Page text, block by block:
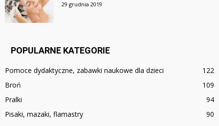
29 grudnia 2019
POPULARNE KATEGORIE
Pomoce dydaktyczne, zabawki naukowe dla dzieci
122
Broń
109
Pralki
94
Pisaki, mazaki, flamastry
90